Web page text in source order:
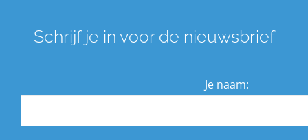
Schrijf je in voor de nieuwsbrief
Je naam: